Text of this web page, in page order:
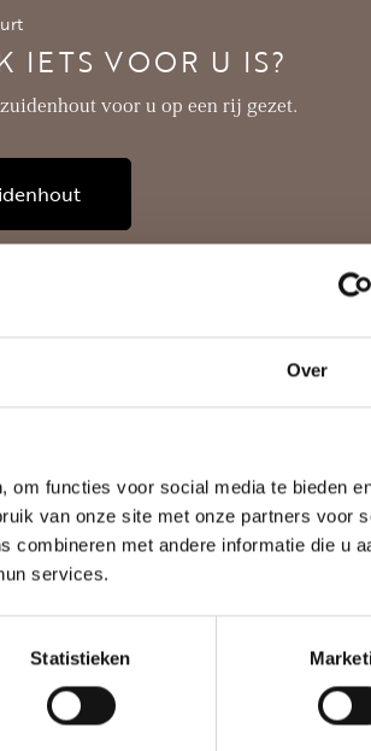
Over
functies voor social media te bieden
van onze site met onze partners voor
combineren met andere informatie die u
services.
Statistieken
IETS VOOR U IS?
voor u op een rij gezet.